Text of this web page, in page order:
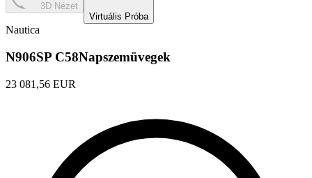
3D Nézet
Virtuális Próba
Nautica
N906SP C58Napszemüvegek
23 081,56 EUR